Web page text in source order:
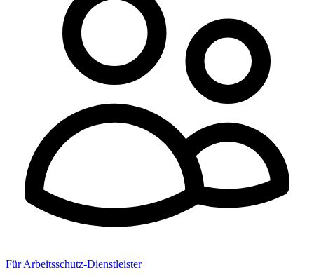
Für Arbeitsschutz-Dienstleister